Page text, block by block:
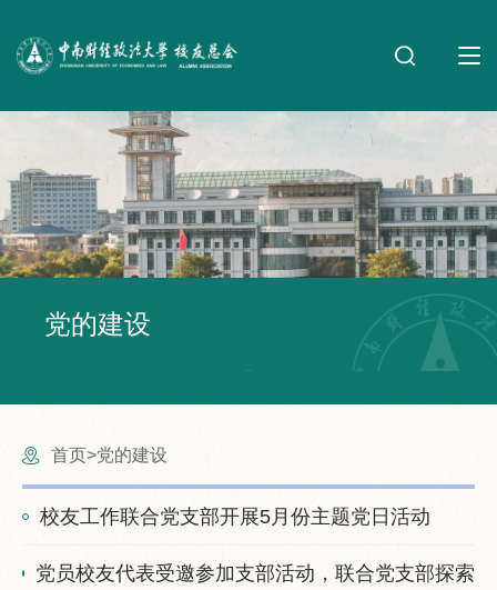
党的建设
首页>党的建设
校友工作联合党支部开展5月份主题党日活动
党员校友代表受邀参加支部活动，联合党支部探索